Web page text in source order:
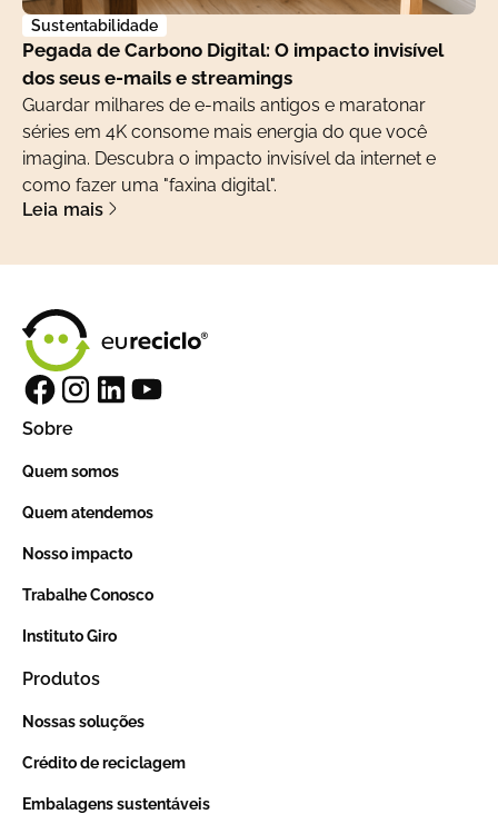
Sustentabilidade
Pegada de Carbono Digital: O impacto invisível
dos seus e-mails e streamings
Guardar milhares de e-mails antigos e maratonar
séries em 4K consome mais energia do que você
imagina. Descubra o impacto invisível da internet e
como fazer uma "faxina digital".
Leia mais
Sobre
Quem somos
Quem atendemos
Nosso impacto
Trabalhe Conosco
Instituto Giro
Produtos
Nossas soluções
Crédito de reciclagem
Embalagens sustentáveis